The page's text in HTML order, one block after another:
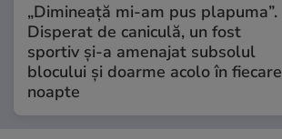
„Dimineață mi-am pus plapuma”.
Disperat de caniculă, un fost
sportiv și-a amenajat subsolul
blocului și doarme acolo în fiecare
noapte